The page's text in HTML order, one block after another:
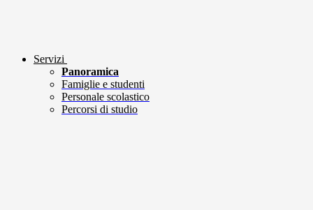
Servizi
Panoramica
Famiglie e studenti
Personale scolastico
Percorsi di studio